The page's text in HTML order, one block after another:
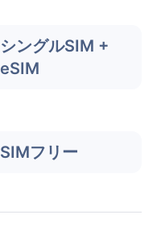
シングルSIM +
eSIM
SIMフリー